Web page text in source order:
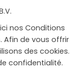
nos Conditions
Afin de vous offrir
des cookies.
confidentialité.